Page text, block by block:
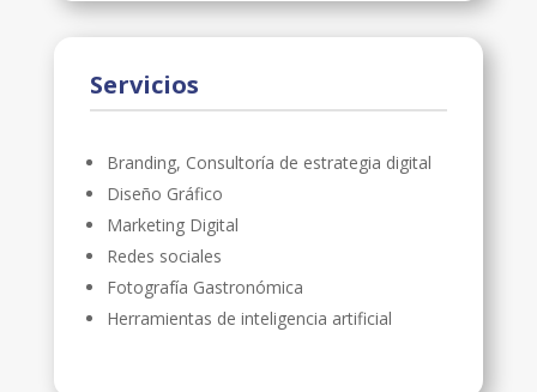
Servicios
Branding, Consultoría de estrategia digital
Diseño Gráfico
Marketing Digital
Redes sociales
Fotografía Gastronómica
Herramientas de inteligencia artificial